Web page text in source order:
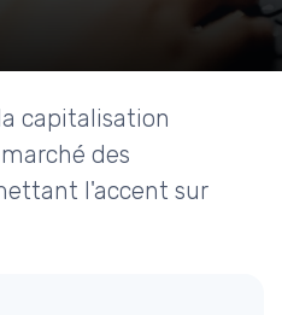
capitalisation
des
l'accent sur